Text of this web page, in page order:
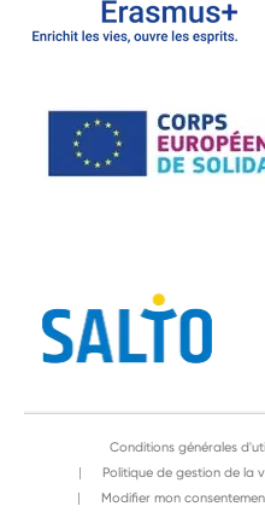
Conditions générales
Politique de gestion de la
Modifier mon